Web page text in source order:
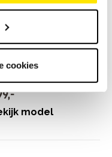
cookies
Exclusive
,-
model